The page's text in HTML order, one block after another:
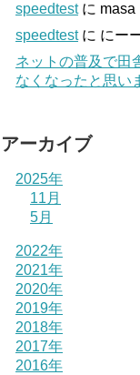
speedtestに masa
speedtestに にー
ネットの普及で田
なくなったと思い
アーカイブ
2025年
11月
5月
2022年
2021年
2020年
2019年
2018年
2017年
2016年